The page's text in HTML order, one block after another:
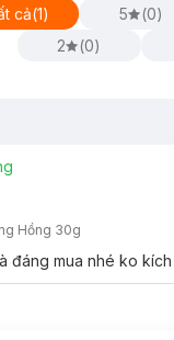
hồng
trắng
da trung bình
cả(1) 5 (0)
2
(0)
Hồng 30g
đáng mua nhé ko